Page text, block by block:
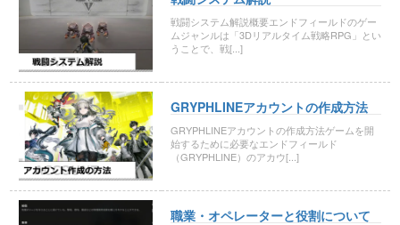
戦闘システム解説概要エンドフィールドのゲー
ムジャンルは「3Dリアルタイム戦略RPG」とい
うことで、戦[...]
GRYPHLINEアカウントの作成方法
GRYPHLINEアカウントの作成方法ゲームを開
始するために必要なエンドフィールド
（GRYPHLINE）のアカウ[...]
職業・オペレーターと役割について